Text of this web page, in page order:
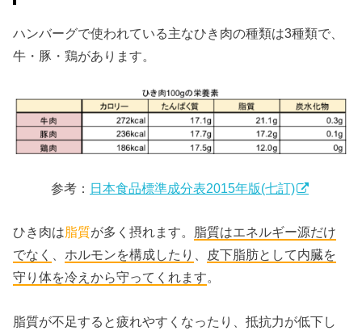
ハンバーグで使われている主なひき肉の種類は3種類で、
牛・豚・鶏があります。
参考： 日本食品標準成分表2015年版(七訂)
ひき肉は 脂質が多く摂れます。
脂質はエネルギー源だけ
でなく
ホルモンを構成したり
皮下脂肪として内臓を
守り体を冷えから守ってくれます。
脂質が不足すると疲れやすくなったり、抵抗力が低下し